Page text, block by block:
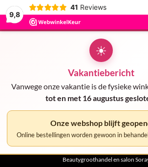
9,8
41 Reviews
☀
Vakantiebericht
Vanwege onze vakantie is de fysieke
tot en met 16 augustus
Onze webshop blijft
Online bestellingen worden gewoon in
Beautygroothandel en salon